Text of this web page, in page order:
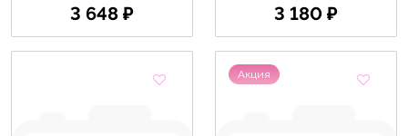
3 648 ₽ 3 180 ₽
Акция